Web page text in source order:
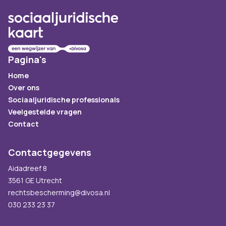
Pagina's
Home
Over ons
Sociaaljuridische professionals
Veelgestelde vragen
Contact
Contactgegevens
Aidadreef 8
3561 GE Utrecht
rechtsbescherming@divosa.nl
030 233 23 37